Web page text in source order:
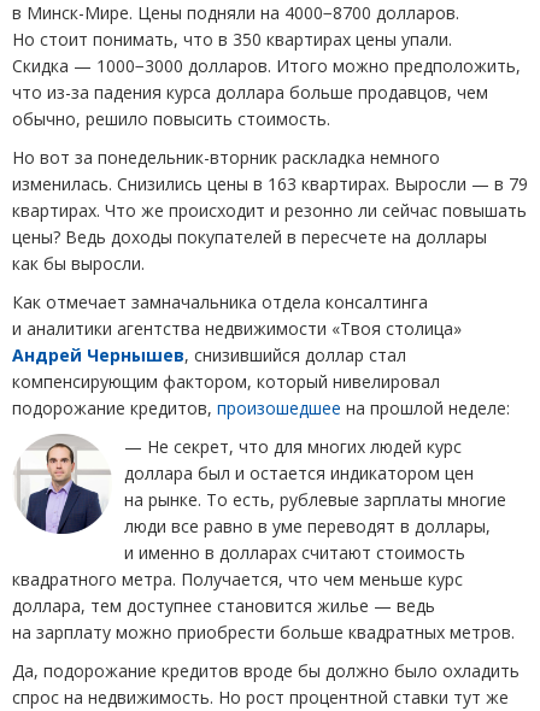
в Минск-Мире. Цены подняли на 4000−8700 долларов.
Но стоит понимать, что в 350 квартирах цены упали.
Скидка — 1000−3000 долларов. Итого можно предположить,
что из-за падения курса доллара больше продавцов, чем
обычно, решило повысить стоимость.
Но вот за понедельник-вторник раскладка немного
изменилась. Снизились цены в 163 квартирах. Выросли — в 79
квартирах. Что же происходит и резонно ли сейчас повышать
цены? Ведь доходы покупателей в пересчете на доллары
как бы выросли.
Как отмечает замначальника отдела консалтинга
и аналитики агентства недвижимости «Твоя столица»
Андрей Чернышев, снизившийся доллар стал
компенсирующим фактором, который нивелировал
подорожание кредитов, произошедшее на прошлой неделе:
— Не секрет, что для многих людей курс
доллара был и остается индикатором цен
на рынке. То есть, рублевые зарплаты многие
люди все равно в уме переводят в доллары,
и именно в долларах считают стоимость
квадратного метра. Получается, что чем меньше курс
доллара, тем доступнее становится жилье — ведь
на зарплату можно приобрести больше квадратных метров.
Да, подорожание кредитов вроде бы должно было охладить
спрос на недвижимость. Но рост процентной ставки тут же